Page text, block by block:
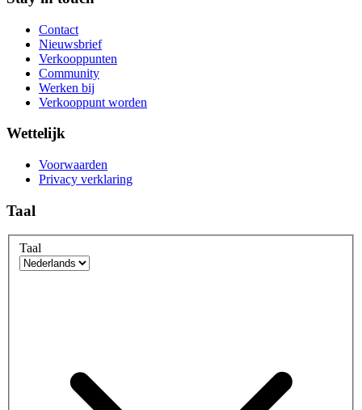
Contact
Nieuwsbrief
Verkooppunten
Community
Werken bij
Verkooppunt worden
Wettelijk
Voorwaarden
Privacy verklaring
Taal
Taal